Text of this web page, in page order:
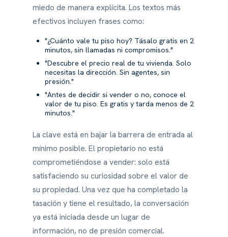
miedo de manera explícita. Los textos más
efectivos incluyen frases como:
"¿Cuánto vale tu piso hoy? Tásalo gratis en 2
minutos, sin llamadas ni compromisos."
"Descubre el precio real de tu vivienda. Solo
necesitas la dirección. Sin agentes, sin
presión."
"Antes de decidir si vender o no, conoce el
valor de tu piso. Es gratis y tarda menos de 2
minutos."
La clave está en bajar la barrera de entrada al
mínimo posible. El propietario no está
comprometiéndose a vender: solo está
satisfaciendo su curiosidad sobre el valor de
su propiedad. Una vez que ha completado la
tasación y tiene el resultado, la conversación
ya está iniciada desde un lugar de
información, no de presión comercial.